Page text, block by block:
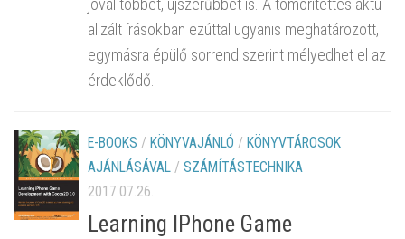
a­li­zált írá­sok­ban ez­út­tal ugyan­is meg­ha­tá­ro­zott,
egy­más­ra épülő sor­rend sze­rint mé­lyed­het el az
ér­dek­lő­dő.
E-BOOKS / KÖNYVAJÁNLÓ / KÖNYVTÁROSOK
AJÁNLÁSÁVAL / SZÁMÍTÁSTECHNIKA
2017.07.26.
Learning IPhone Game